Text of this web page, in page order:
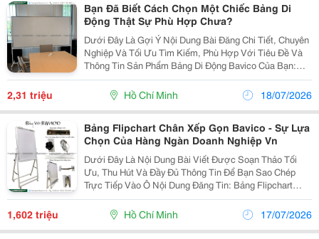
Bạn Đã Biết Cách Chọn Một Chiếc Bảng Di
Động Thật Sự Phù Hợp Chưa?
Dưới Đây Là Gợi Ý Nội Dung Bài Đăng Chi Tiết, Chuyên
Nghiệp Và Tối Ưu Tìm Kiếm, Phù Hợp Với Tiêu Đề Và
Thông Tin Sản Phẩm Bảng Di Động Bavico Của Bạn:
Bảng Di Động Bavico &Ndash; Giải Pháp Không Gian
Bàn Làm Việc Và Giảng Dạy Hiện Đại Bạn...
2,31 triệu Hồ Chí Minh 18/07/2026
Bảng Flipchart Chân Xếp Gọn Bavico - Sự Lựa
Chọn Của Hàng Ngàn Doanh Nghiệp Vn
Dưới Đây Là Nội Dung Bài Viết Được Soạn Thảo Tối
Ưu, Thu Hút Và Đầy Đủ Thông Tin Để Bạn Sao Chép
Trực Tiếp Vào Ô Nội Dung Đăng Tin: Bảng Flipchart
Chân Xếp Gọn Bavico &Ndash; Sự Lựa Chọn Của Hàng
Ngàn Doanh Nghiệp Việt Nam Bạn Đang Tìm Kiếm
1,602 triệu Hồ Chí Minh 17/07/2026